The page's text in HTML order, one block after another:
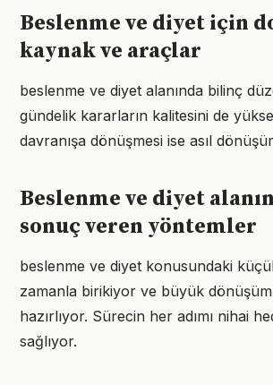
Beslenme ve diyet için
kaynak ve araçlar
beslenme ve diyet alanında bilinç
gündelik kararların kalitesini de
davranışa dönüşmesi ise asıl
Beslenme ve diyet
sonuç veren yöntemler
beslenme ve diyet konusundaki
zamanla birikiyor ve büyük
hazırlıyor. Sürecin her adımı nihai
sağlıyor.